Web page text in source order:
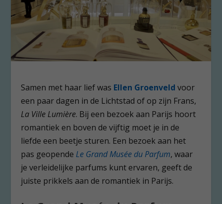
Samen met haar lief was Ellen Groenveld voor
een paar dagen in de Lichtstad of op zijn Frans,
La Ville Lumière. Bij een bezoek aan Parijs hoort
romantiek en boven de vijftig moet je in de
liefde een beetje sturen. Een bezoek aan het
pas geopendeLe Grand Musée du Parfum, waar
je verleidelijke parfums kunt ervaren, geeft de
juiste prikkels aan de romantiek in Parijs.